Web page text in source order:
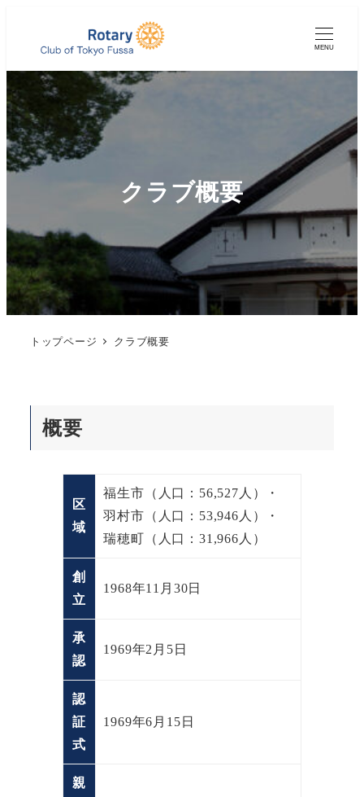
MENU
クラブ概要
トップページ クラブ概要
概要
区
域
福生市（人口：56,527人）・
羽村市（人口：53,946人）・
瑞穂町（人口：31,966人）
創
立
1968年11月30日
承
認
1969年2月5日
認
証
式
1969年6月15日
親